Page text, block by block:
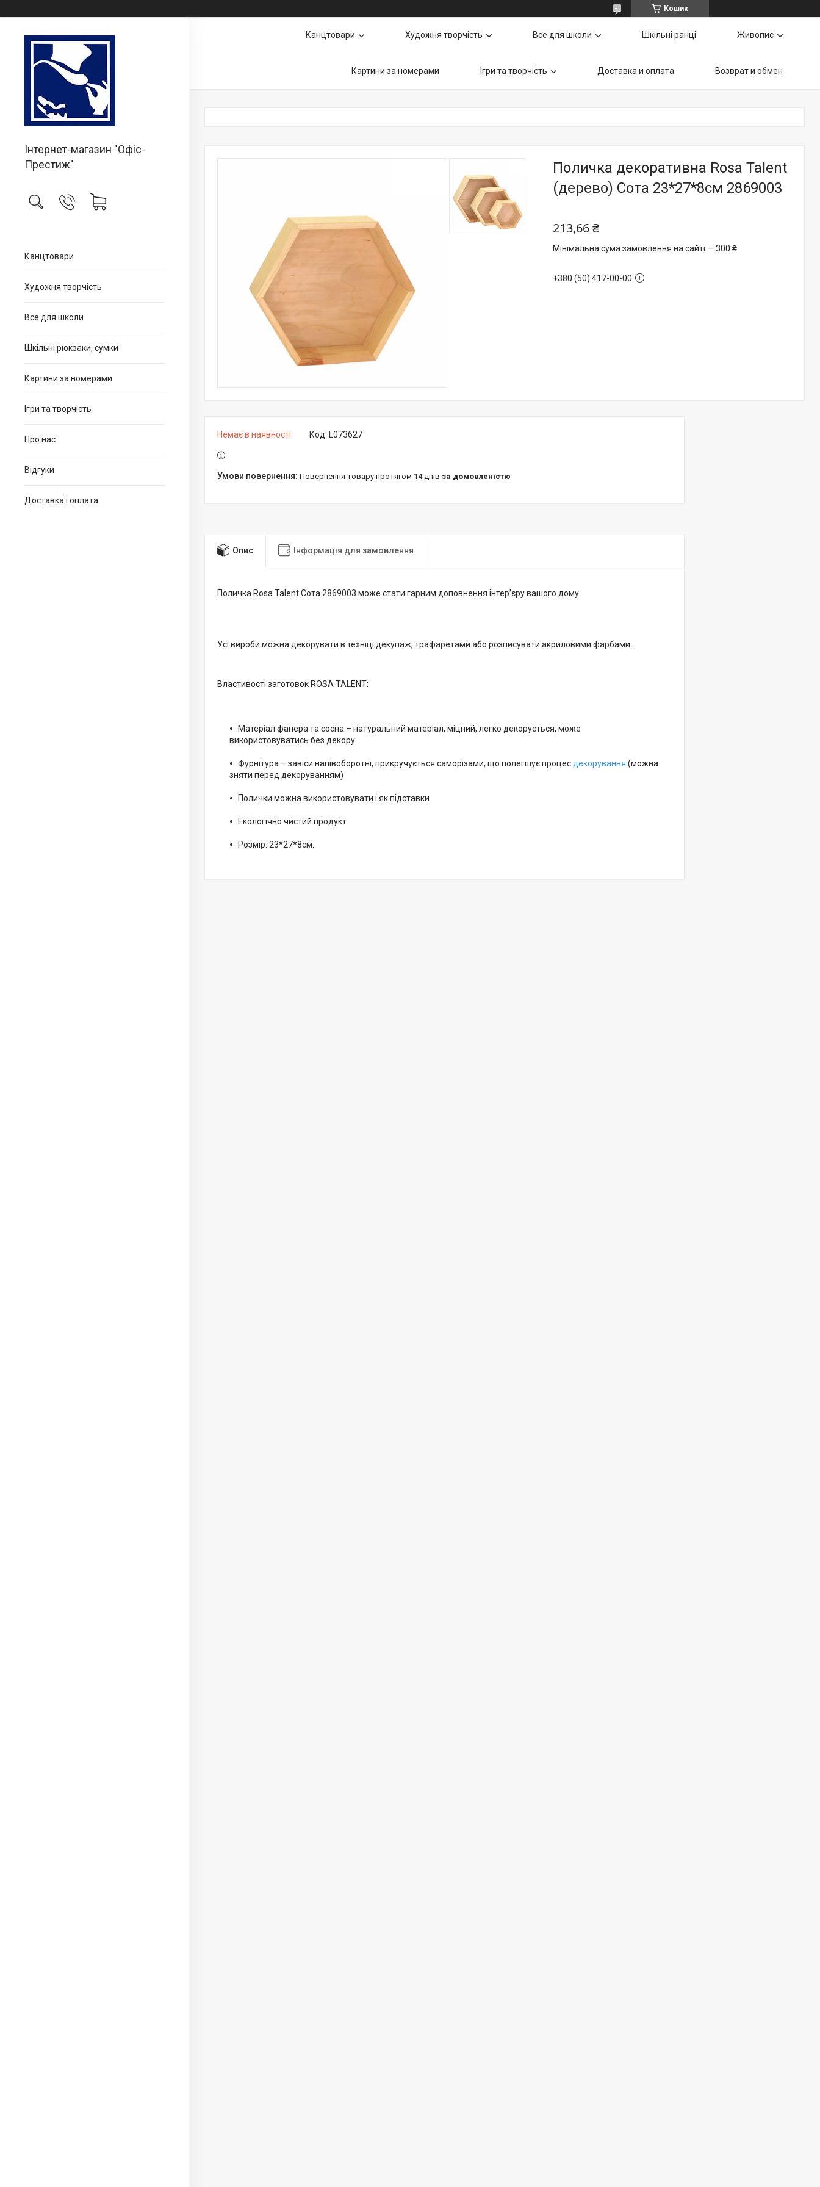
Кошик
Інтернет-магазин "Офіс-
Престиж"
Канцтовари
Художня творчість
Все для школи
Шкільні рюкзаки, сумки
Картини за номерами
Ігри та творчість
Про нас
Відгуки
Доставка і оплата
Канцтовари Художня творчість Все для школи Шкільні ранці Живопис
Картини за номерами Ігри та творчість Доставка и оплата Возврат и обмен
Поличка декоративна Rosa Talent
(дерево) Сота 23*27*8см 2869003
213,66 ₴
Мінімальна сума замовлення на сайті — 300 ₴
+380 (50) 417-00-00
Немає в наявності Код: L073627
повернення товару протягом 14 днів за домовленістю
Опис Інформація для замовлення
Поличка Rosa Talent Сота 2869003 може стати гарним доповнення інтер’єру вашого дому.
Усі вироби можна декорувати в техніці декупаж, трафаретами або розписувати акриловими фарбами.
Властивості заготовок ROSA TALENT:
Матеріал фанера та сосна – натуральний матеріал, міцний, легко декорується, може
використовуватись без декору
Фурнітура – завіси напівоборотні, прикручується саморізами, що полегшує процес декорування (можна
зняти перед декоруванням)
Полички можна використовувати і як підставки
Екологічно чистий продукт
Розмір: 23*27*8см.